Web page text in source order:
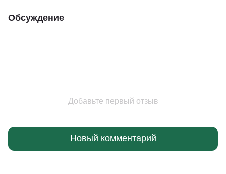
Обсуждение
Добавьте первый отзыв
Новый комментарий